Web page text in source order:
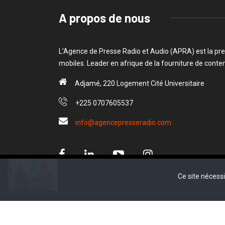
Ce site
A propos de nous
L’Agence de Presse Radio et Audio (APRA) est la
mobiles. Leader en afrique de la fourniture de
Adjamé, 220 Logement Cité Universitaire
+225 0707605537
info@agencepresseradio.com
Ce site